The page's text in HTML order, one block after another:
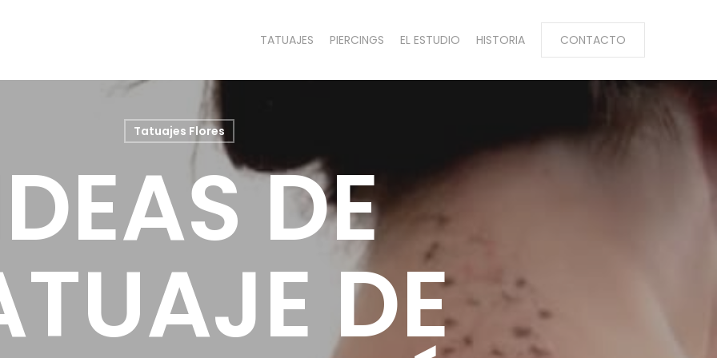
TATUAJES PIERCINGS EL ESTUDIO HISTORIA CONTACTO
Tatuajes Flores
DE
DE